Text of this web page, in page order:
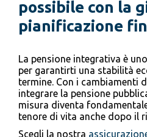
possibile con la
pianificazione
La pensione integrativa è
per garantirti una stabilità
termine. Con i cambiamenti
integrare la pensione
misura diventa
tenore di vita anche dopo il
Scegli la nostra